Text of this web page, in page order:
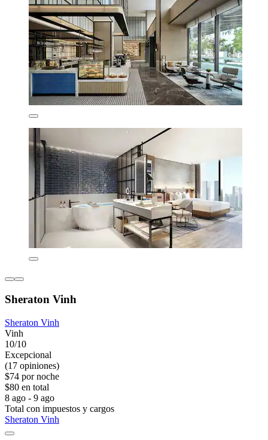
Sheraton Vinh
Sheraton Vinh
Vinh
10/10
Excepcional
(17 opiniones)
$74 por noche
$80 en total
8 ago - 9 ago
Total con impuestos y cargos
Sheraton Vinh